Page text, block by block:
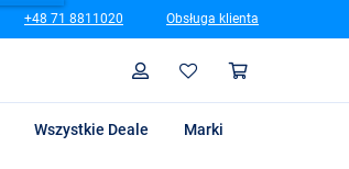
+48 71 8811020 Obsługa klienta
Profil
Wszystkie Deale
Marki